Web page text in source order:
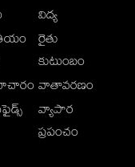
విద్య
రైతు
కుటుంబం
వాతావరణం
వ్యాపార
ప్రపంచం